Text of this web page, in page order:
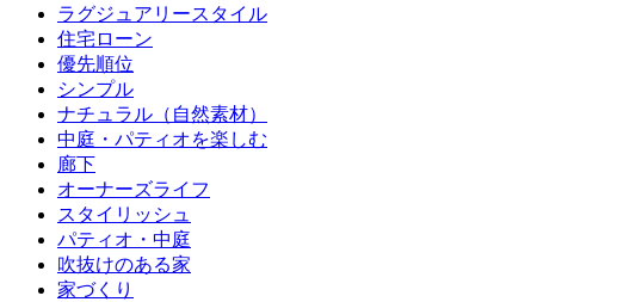
ラグジュアリースタイル
住宅ローン
優先順位
シンプル
ナチュラル（自然素材）
中庭・パティオを楽しむ
廊下
オーナーズライフ
スタイリッシュ
パティオ・中庭
吹抜けのある家
家づくり